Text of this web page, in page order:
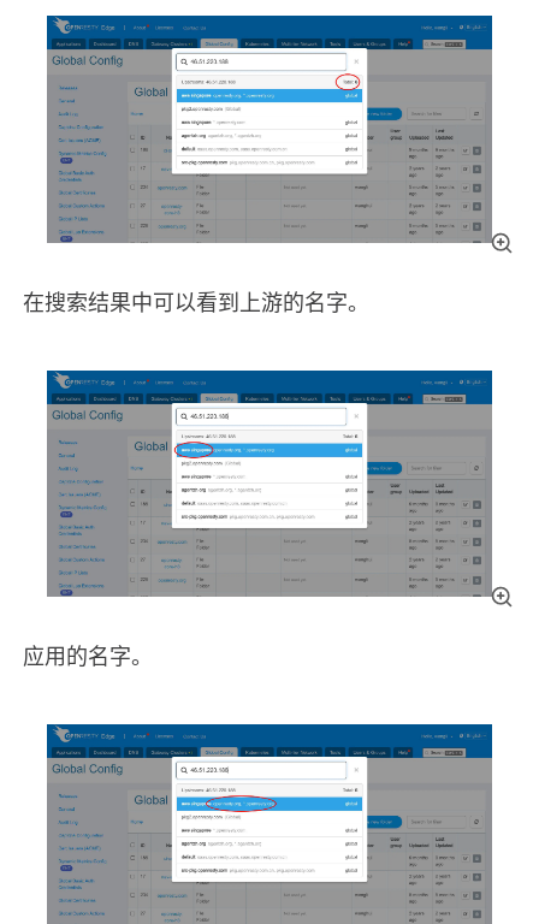
在搜索结果中可以看到上游的名字。
应用的名字。